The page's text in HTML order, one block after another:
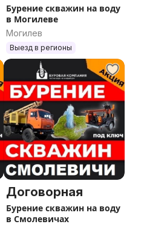
Бурение скважин на воду
в Могилеве
Могилев
Выезд в регионы
Договорная
Бурение скважин на воду
в Смолевичах